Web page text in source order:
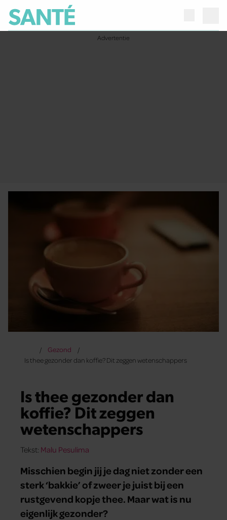
Gezond
Is thee gezonder dan koffie? Dit zeggen wetenschappers
Is thee gezonder dan
koffie? Dit zeggen
wetenschappers
Tekst: Malu Pesulima
Misschien begin jij je dag niet zonder een
sterk ‘bakkie’ of zweer je juist bij een
rustgevend kopje thee. Maar wat is nu
eigenlijk gezonder?